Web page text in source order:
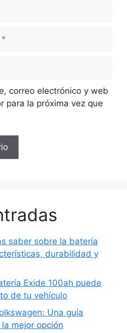
correo electrónico y web
para la próxima vez que
saber sobre la batería
durabilidad y
Exide 100ah puede
de tu vehículo
Una guía
mejor opción